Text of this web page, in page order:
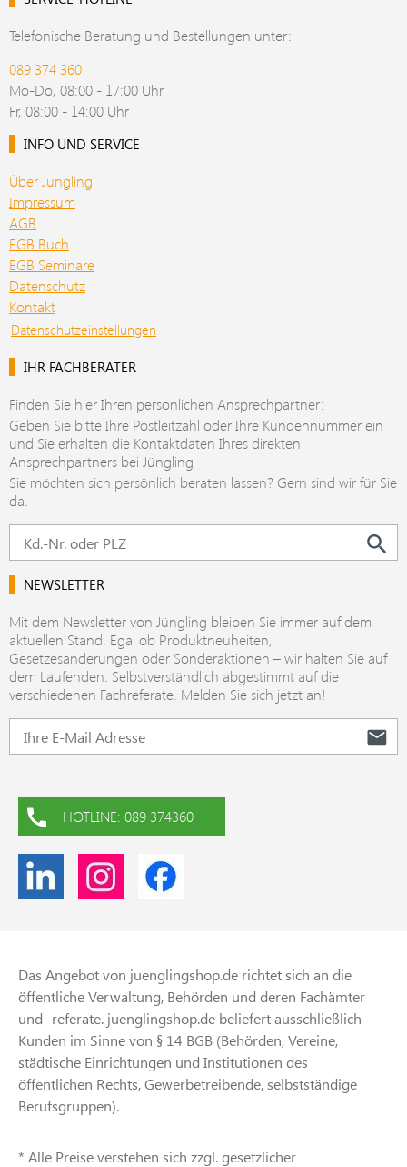
Telefonische Beratung und Bestellungen unter:
089 374 360
Mo-Do, 08:00 - 17:00 Uhr
Fr, 08:00 - 14:00 Uhr
INFO UND SERVICE
Über Jüngling
Impressum
AGB
EGB Buch
EGB Seminare
Datenschutz
Kontakt
Datenschutzeinstellungen
IHR FACHBERATER
Finden Sie hier Ihren persönlichen Ansprechpartner:
Geben Sie bitte Ihre Postleitzahl oder Ihre Kundennummer ein
und Sie erhalten die Kontaktdaten Ihres direkten
Ansprechpartners bei Jüngling
Sie möchten sich persönlich beraten lassen? Gern sind wir für Sie
da.
NEWSLETTER
Mit dem Newsletter von Jüngling bleiben Sie immer auf dem
aktuellen Stand. Egal ob Produktneuheiten,
Gesetzesänderungen oder Sonderaktionen – wir halten Sie auf
dem Laufenden. Selbstverständlich abgestimmt auf die
verschiedenen Fachreferate. Melden Sie sich jetzt an!
HOTLINE: 089 374360
Das Angebot von juenglingshop.de richtet sich an die
öffentliche Verwaltung, Behörden und deren Fachämter
und -referate. juenglingshop.de beliefert ausschließlich
Kunden im Sinne von § 14 BGB (Behörden, Vereine,
städtische Einrichtungen und Institutionen des
öffentlichen Rechts, Gewerbetreibende, selbstständige
Berufsgruppen).
* Alle Preise verstehen sich zzgl. gesetzlicher